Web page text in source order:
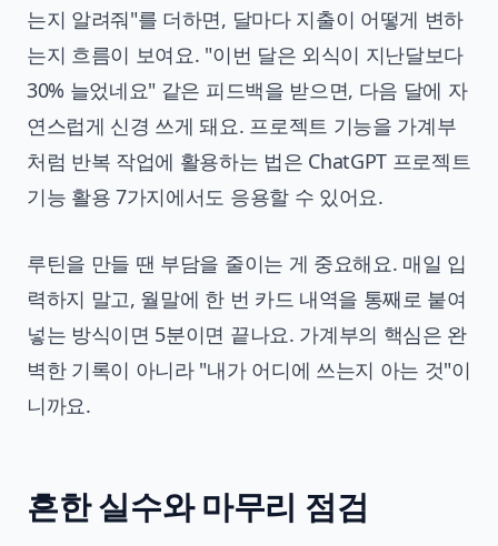
는지 알려줘"를 더하면, 달마다 지출이 어떻게 변하
는지 흐름이 보여요. "이번 달은 외식이 지난달보다
30% 늘었네요" 같은 피드백을 받으면, 다음 달에 자
연스럽게 신경 쓰게 돼요. 프로젝트 기능을 가계부
처럼 반복 작업에 활용하는 법은 ChatGPT 프로젝트
기능 활용 7가지에서도 응용할 수 있어요.
루틴을 만들 땐 부담을 줄이는 게 중요해요. 매일 입
력하지 말고, 월말에 한 번 카드 내역을 통째로 붙여
넣는 방식이면 5분이면 끝나요. 가계부의 핵심은 완
벽한 기록이 아니라 "내가 어디에 쓰는지 아는 것"이
니까요.
흔한 실수와 마무리 점검